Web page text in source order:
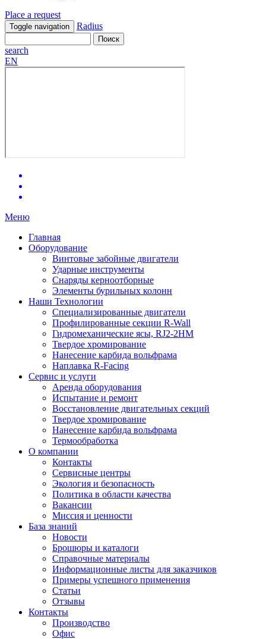
Place a request
Toggle navigation Radius
search
EN
Меню
Главная
Оборудование
Винтовые забойные двигатели
Ударные инструменты
Снаряды керноотборные
Элементы бурильных колонн
Наши Технологии
Специализированные двигатели
Профилированные секции R-Wall
Гидромеханические ясы, RJ2-2HM
Твердое хромирование
Нанесение карбида вольфрама
Наплавка R-Facing
Сервис и услуги
Аренда оборудования
Испытание и ремонт
Восстановление двигательных секций
Твердое хромирование
Нанесение карбида вольфрама
Термообработка
О компании
Контакты
Сервисные центры
Экология и безопасность
Политика в области качества
Вакансии
Миссия и ценности
База знаний
Новости
Брошюры и каталоги
Справочные материалы
Информационные листы для заказчиков
Примеры успешного применения
Статьи
Отзывы
Контакты
Производство
Офис